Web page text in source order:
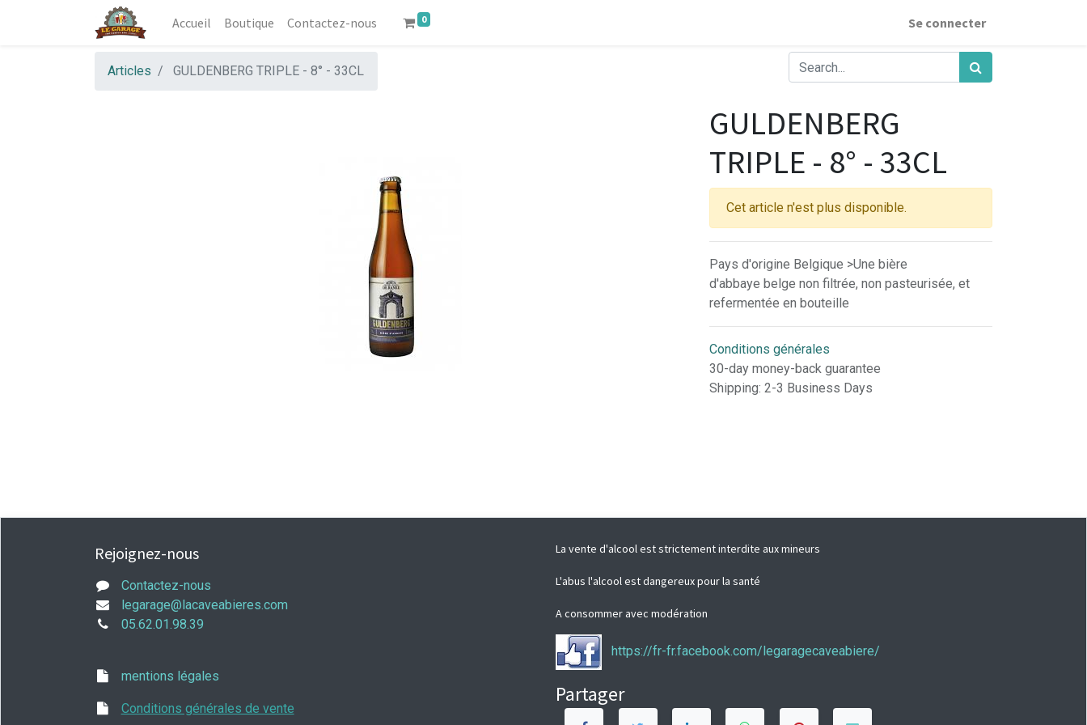
Accueil Boutique Contactez-nous 0 Se connecter
Articles GULDENBERG TRIPLE - 8° - 33CL
GULDENBERG
TRIPLE - 8° - 33CL
Cet article n'est plus disponible.
Pays d'origine Belgique >Une bière
d'abbaye belge non filtrée, non pasteurisée, et
refermentée en bouteille
Conditions générales
30-day money-back guarantee
Shipping: 2-3 Business Days
Rejoignez-nous
Contactez-nous
legarage@lacaveabieres.com
05.62.01.98.39
mentions légales
Conditions générales de vente
La vente d'alcool est strictement interdite aux mineurs
L'abus l'alcool est dangereux pour la santé
A consommer avec modération
https://fr-fr.facebook.com/legaragecaveabiere/
Partager